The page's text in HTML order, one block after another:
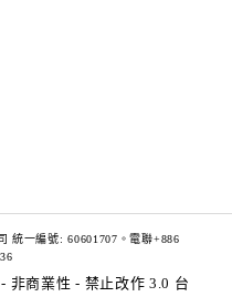
統一編號: 60601707。電聯+886
非商業性 - 禁止改作 3.0 台